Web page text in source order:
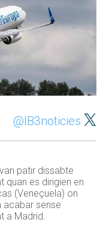
@IB3noticies
patir dissabte
quan es dirigien en
(Veneçuela) on
acabar sense
a Madrid.